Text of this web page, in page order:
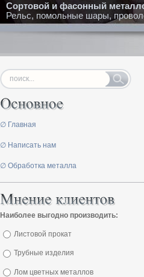
Сортовой и фасонный
Рельс, помольные шары,
∅ Главная
∅ Написать нам
∅ Обработка металла
Наиболее выгодно производить:
Листовой прокат
Трубные изделия
Лом цветных металлов